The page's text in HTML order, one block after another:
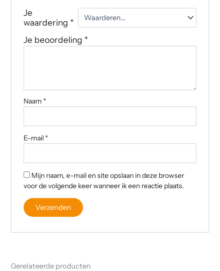
Je
waardering *
Je beoordeling *
Naam *
E-mail *
Mijn naam, e-mail en site opslaan in deze browser
voor de volgende keer wanneer ik een reactie plaats.
Gerelateerde producten